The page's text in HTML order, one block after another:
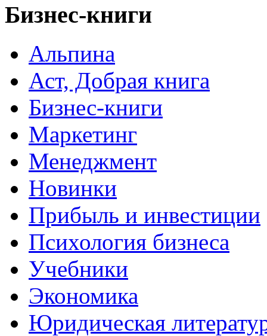
Бизнес-книги
Альпина
Аст, Добрая книга
Бизнес-книги
Маркетинг
Менеджмент
Новинки
Прибыль и инвестиции
Психология бизнеса
Учебники
Экономика
Юридическая